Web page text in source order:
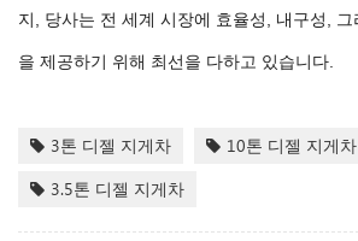
지, 당사는 전 세계 시장에 효율성, 내구성,
을 제공하기 위해 최선을 다하고 있습니다.
3톤 디젤 지게차
10톤 디젤 지게차
3.5톤 디젤 지게차